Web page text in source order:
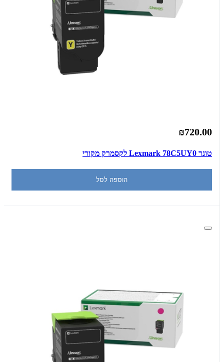
₪720.00
‏טונר Lexmark 78C5UY0 לקסמרק מקורי
הוספה לסל